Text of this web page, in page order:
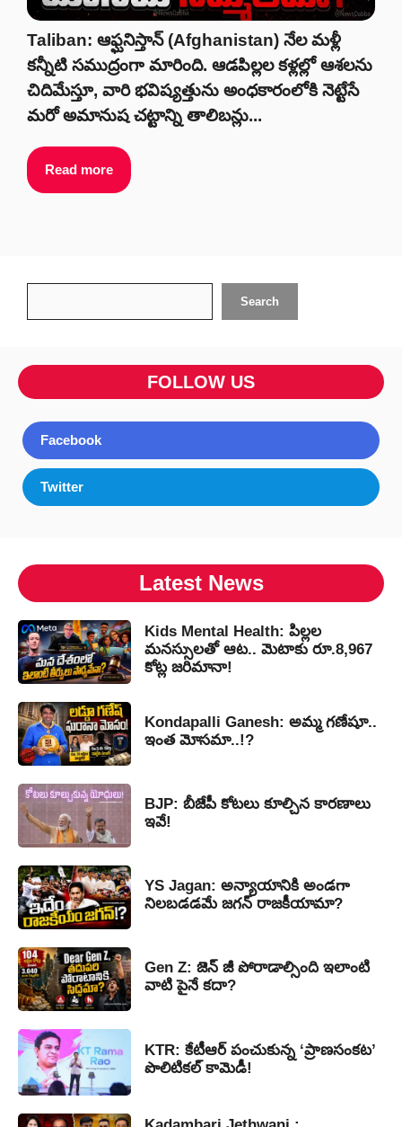
Taliban: ఆఫ్ఘనిస్తాన్ (Afghanistan) నేల మళ్లీ
కన్నీటి సముద్రంగా మారింది. ఆడపిల్లల కళ్లల్లో ఆశలను
చిదిమేస్తూ, వారి భవిష్యత్తును అంధకారంలోకి నెట్టేసే
మరో అమానుష చట్టాన్ని తాలిబన్లు...
Read more
Search
FOLLOW US
Facebook
Twitter
Latest News
Kids Mental Health: పిల్లల
మనస్సులతో ఆట.. మెటాకు రూ.8,967
కోట్ల జరిమానా!
Kondapalli Ganesh: అమ్మ గణేషూ..
ఇంత మోసమా..!?
BJP: బీజేపీ కోటలు కూల్చిన కారణాలు
ఇవే!
YS Jagan: అన్యాయానికి అండగా
నిలబడడమే జగన్ రాజకీయామా?
Gen Z: జెన్ జీ పోరాడాల్సింది ఇలాంటి
వాటి పైనే కదా?
KTR: కేటీఆర్ పంచుకున్న ‘ప్రాణసంకట’
పొలిటికల్ కామెడీ!